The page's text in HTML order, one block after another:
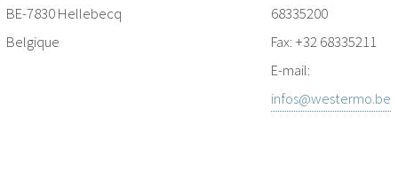
BE-7830 Hellebecq
Belgique
68335200
Fax: +32 68335211
E-mail:
infos@westermo.be